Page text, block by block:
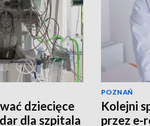
dziecięce
dla szpitala
POZNAŃ
Kolejni
przez e-